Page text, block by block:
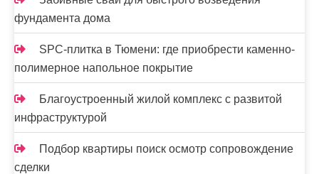
фундамента дома
SPC-плитка в Тюмени: где приобрести каменно-
полимерное напольное покрытие
Благоустроенный жилой комплекс с развитой
инфраструктурой
Подбор квартиры поиск осмотр сопровождение
сделки